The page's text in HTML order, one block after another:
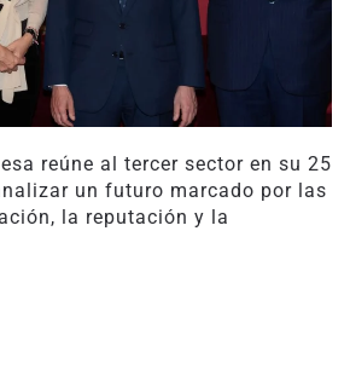
reúne al tercer sector en su 25
un futuro marcado por las
la reputación y la